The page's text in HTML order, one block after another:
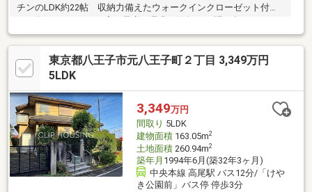
チンのLDK約22帖 収納力備えたウォークインクローゼット付
さい
東京都八王子市元八王子町２丁目 3,349万円
5LDK
3,349万円
間取り 5LDK
建物面積163.05m2
土地面積260.94m2
築年月 1994年6月(築32年3ヶ月)
中央本線 高尾駅 バス12分/「けや
き公園前」バス停 停歩3分